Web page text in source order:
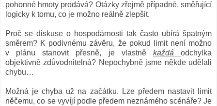
pohonné hmoty prodává? Otázky zřejmě případné, směřující
logicky k tomu, co je možno reálně zlepšit.
Proč se diskuse o hospodárnosti tak často ubírá špatným
směrem? K podivnému závěru, že pokud limit není možno
v plánu stanovit přesně, je vlastně každáodchylka
objektivně zdůvodnitelná? Nepochybně jsme někde udělali
chybu…
Možná je chyba už na začátku. Lze předem nastavit limit
něčemu, co se vyvíjí podle předem neznámého scénáře? Je